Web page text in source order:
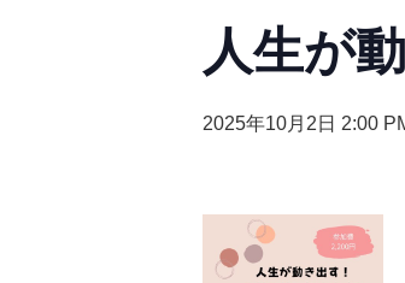
人生が
2025年10月2日 2:00